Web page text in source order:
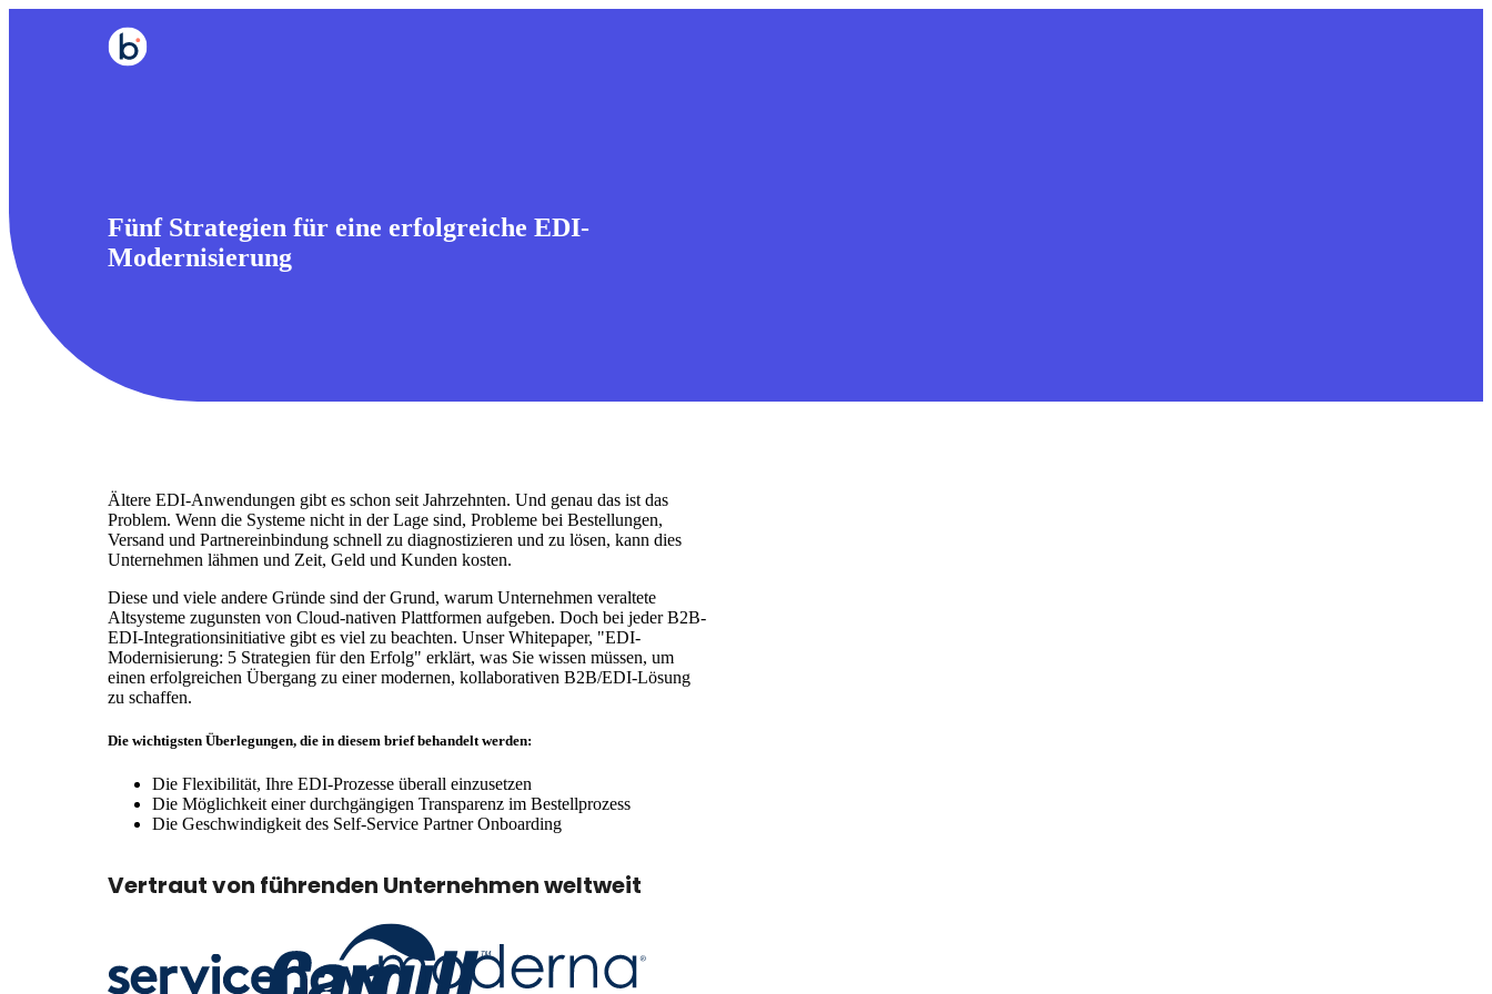
Fünf Strategien für eine erfolgreiche EDI-
Modernisierung
Ältere EDI-Anwendungen gibt es schon seit Jahrzehnten. Und genau das ist das
Problem. Wenn die Systeme nicht in der Lage sind, Probleme bei Bestellungen,
Versand und Partnereinbindung schnell zu diagnostizieren und zu lösen, kann dies
Unternehmen lähmen und Zeit, Geld und Kunden kosten.
Diese und viele andere Gründe sind der Grund, warum Unternehmen veraltete
Altsysteme zugunsten von Cloud-nativen Plattformen aufgeben. Doch bei jeder B2B-
EDI-Integrationsinitiative gibt es viel zu beachten. Unser Whitepaper, "EDI-
Modernisierung: 5 Strategien für den Erfolg" erklärt, was Sie wissen müssen, um
einen erfolgreichen Übergang zu einer modernen, kollaborativen B2B/EDI-Lösung
zu schaffen.
Die wichtigsten Überlegungen, die in diesem brief behandelt werden:
Die Flexibilität, Ihre EDI-Prozesse überall einzusetzen
Die Möglichkeit einer durchgängigen Transparenz im Bestellprozess
Die Geschwindigkeit des Self-Service Partner Onboarding
Vertraut von führenden Unternehmen weltweit